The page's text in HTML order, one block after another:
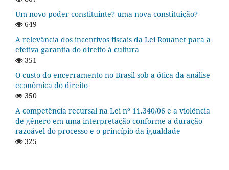
Um novo poder constituinte? uma nova constituição?
649
A relevância dos incentivos fiscais da Lei Rouanet para a
efetiva garantia do direito à cultura
351
O custo do encerramento no Brasil sob a ótica da análise
econômica do direito
350
A competência recursal na Lei nº 11.340/06 e a violência
de gênero em uma interpretação conforme a duração
razoável do processo e o princípio da igualdade
325